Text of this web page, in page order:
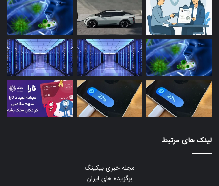
لینک های مرتبط
مجله خبری بیکینگ
برگزیده های ایران